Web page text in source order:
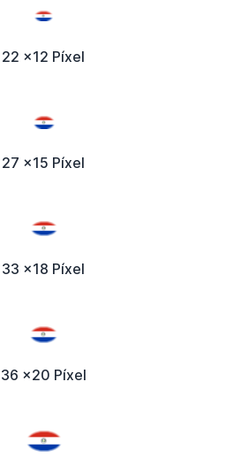
22 x12 Píxel
27 x15 Píxel
33 x18 Píxel
36 x20 Píxel